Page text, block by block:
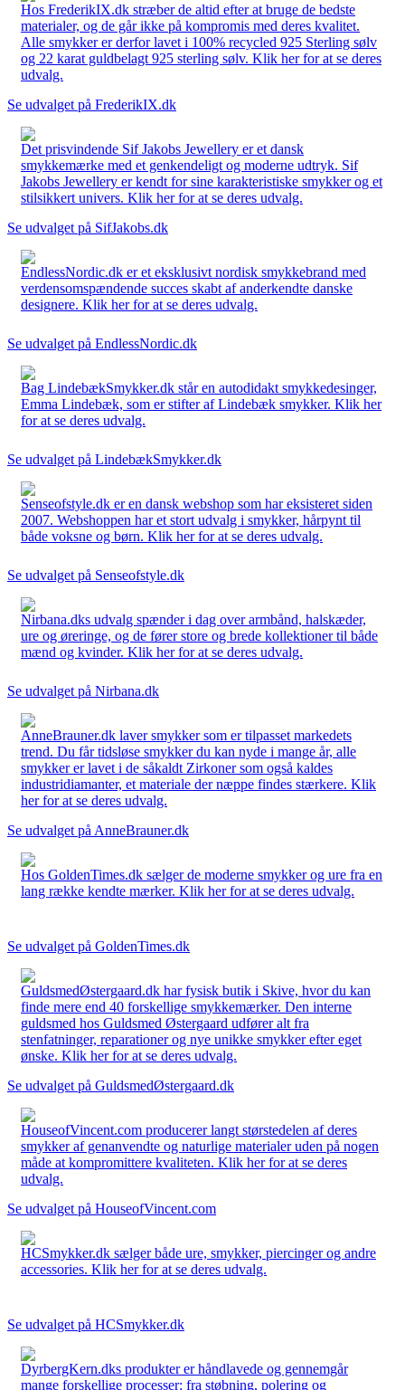
Hos FrederikIX.dk stræber de altid efter at bruge de bedste
materialer, og de går ikke på kompromis med deres kvalitet.
Alle smykker er derfor lavet i 100% recycled 925 Sterling sølv
og 22 karat guldbelagt 925 sterling sølv. Klik her for at se deres
udvalg.
Se udvalget på FrederikIX.dk
Det prisvindende Sif Jakobs Jewellery er et dansk
smykkemærke med et genkendeligt og moderne udtryk. Sif
Jakobs Jewellery er kendt for sine karakteristiske smykker og et
stilsikkert univers. Klik her for at se deres udvalg.
Se udvalget på SifJakobs.dk
EndlessNordic.dk er et eksklusivt nordisk smykkebrand med
verdensomspændende succes skabt af anderkendte danske
designere. Klik her for at se deres udvalg.
Se udvalget på EndlessNordic.dk
Bag LindebækSmykker.dk står en autodidakt smykkedesinger,
Emma Lindebæk, som er stifter af Lindebæk smykker. Klik her
for at se deres udvalg.
Se udvalget på LindebækSmykker.dk
Senseofstyle.dk er en dansk webshop som har eksisteret siden
2007. Webshoppen har et stort udvalg i smykker, hårpynt til
både voksne og børn. Klik her for at se deres udvalg.
Se udvalget på Senseofstyle.dk
Nirbana.dks udvalg spænder i dag over armbånd, halskæder,
ure og øreringe, og de fører store og brede kollektioner til både
mænd og kvinder. Klik her for at se deres udvalg.
Se udvalget på Nirbana.dk
AnneBrauner.dk laver smykker som er tilpasset markedets
trend. Du får tidsløse smykker du kan nyde i mange år, alle
smykker er lavet i de såkaldt Zirkoner som også kaldes
industridiamanter, et materiale der næppe findes stærkere. Klik
her for at se deres udvalg.
Se udvalget på AnneBrauner.dk
Hos GoldenTimes.dk sælger de moderne smykker og ure fra en
lang række kendte mærker. Klik her for at se deres udvalg.
Se udvalget på GoldenTimes.dk
GuldsmedØstergaard.dk har fysisk butik i Skive, hvor du kan
finde mere end 40 forskellige smykkemærker. Den interne
guldsmed hos Guldsmed Østergaard udfører alt fra
stenfatninger, reparationer og nye unikke smykker efter eget
ønske. Klik her for at se deres udvalg.
Se udvalget på GuldsmedØstergaard.dk
HouseofVincent.com producerer langt størstedelen af deres
smykker af genanvendte og naturlige materialer uden på nogen
måde at kompromittere kvaliteten. Klik her for at se deres
udvalg.
Se udvalget på HouseofVincent.com
HCSmykker.dk sælger både ure, smykker, piercinger og andre
accessories. Klik her for at se deres udvalg.
Se udvalget på HCSmykker.dk
DyrbergKern.dks produkter er håndlavede og gennemgår
mange forskellige processer: fra støbning, polering og